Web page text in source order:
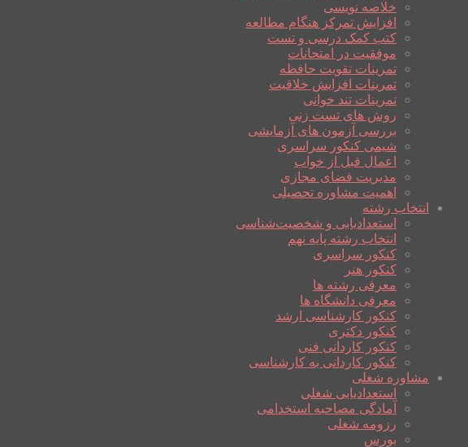
خلاصه نویسی
افزایش تمرکز هنگام مطالعه
کتب کمک درسی و تست
موفقیت در امتحانات
تمرینات تقویت حافظه
تمرینات افزایش خلاقیت
تمرینات تند خوانی
روش های تست زنی
بررسی آزمون های آزمایشی
شیمی کنکور سراسری
اعمال قبل از خواب
مدیریت فضای مجازی
اهمیت مشاوره تحصیلی
انتخاب رشته
استعدادیابی و شخصیت‌شناسی
انتخاب رشته پایه نهم
کنکور سراسری
کنکور هنر
معرفی رشته ها
معرفی دانشگاه ها
کنکور کارشناسی ارشد
کنکور دکتری
کنکور کاردانی فنی
کنکور کاردانی به کارشناسی
مشاوره شغلی
استعدادیابی شغلی
آمادگی مصاحبه استخدامی
رزومه شغلی
بورس